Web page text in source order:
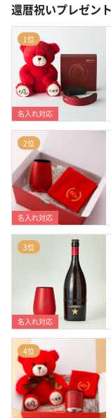
還暦祝いプレゼン
1位
名入れ対応
2位
名入れ対応
3位
名入れ対応
4位